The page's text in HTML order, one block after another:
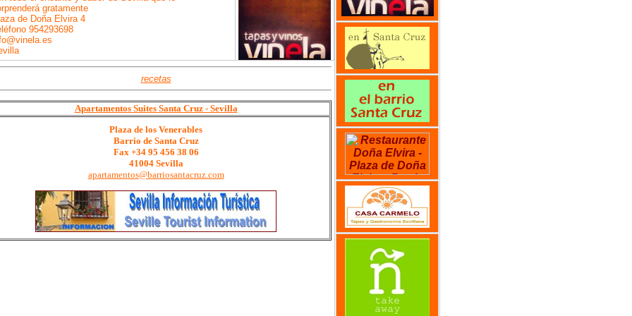
gratamente
de Doña Elvira 4
954293698
recetas
Apartamentos Suites Santa Cruz - Sevilla
Plaza de los Venerables
Barrio de Santa Cruz
Fax +34 95 456 38 06
41004 Sevilla
apartamentos@barriosantacruz.com